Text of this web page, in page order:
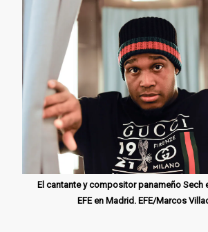
El cantante y compositor panameño Sech
EFE en Madrid. EFE/Marcos